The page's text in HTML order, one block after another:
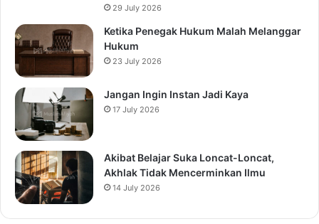
29 July 2026
Ketika Penegak Hukum Malah Melanggar
Hukum
23 July 2026
Jangan Ingin Instan Jadi Kaya
17 July 2026
Akibat Belajar Suka Loncat-Loncat,
Akhlak Tidak Mencerminkan Ilmu
14 July 2026